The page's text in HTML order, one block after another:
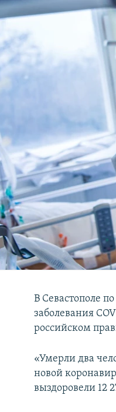
В Севастополе
заболевания
российском
«Умерли два
новой
выздоровели 12